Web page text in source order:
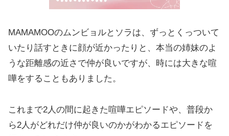
MAMAMOOのムンビョルとソラは、ずっとくっついて
いたり話すときに顔が近かったりと、本当の姉妹のよ
うな距離感の近さで仲が良いですが、時には大きな喧
嘩をすることもありました。
これまで2人の間に起きた喧嘩エピソードや、普段か
ら2人がどれだけ仲が良いのかがわかるエピソードを